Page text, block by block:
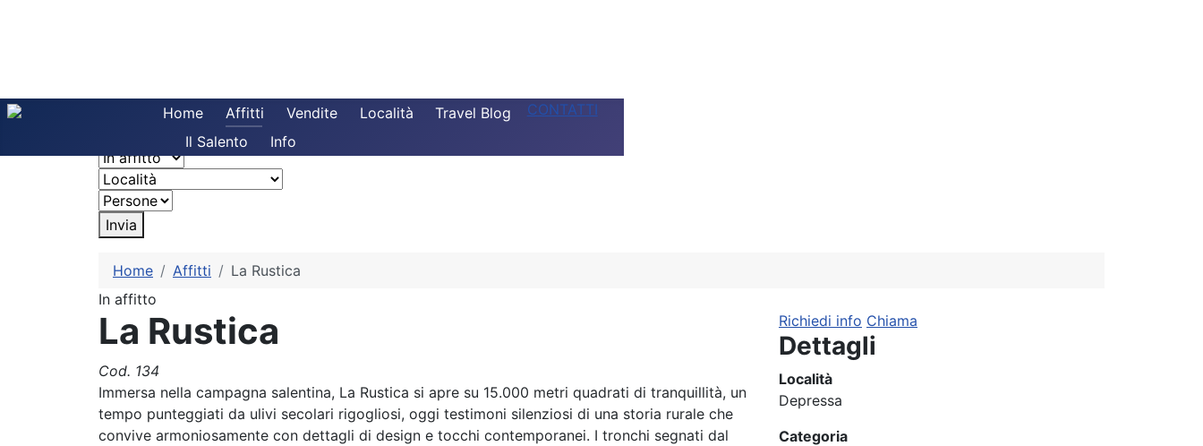
Home Affitti Vendite Località
Travel Blog
Il Salento
Info
CONTATTI
Invia
Home Affitti
La Rustica
In affitto
La Rustica
Cod. 134
Immersa nella campagna salentina, La Rustica si apre su 15.000 metri quadrati di tranquillità, un
tempo punteggiati da ulivi secolari rigogliosi, oggi testimoni silenziosi di una storia rurale che
convive armoniosamente con dettagli di design e tocchi contemporanei. I tronchi segnati dal
Richiedi info Chiama
Dettagli
Località
Depressa
Categoria